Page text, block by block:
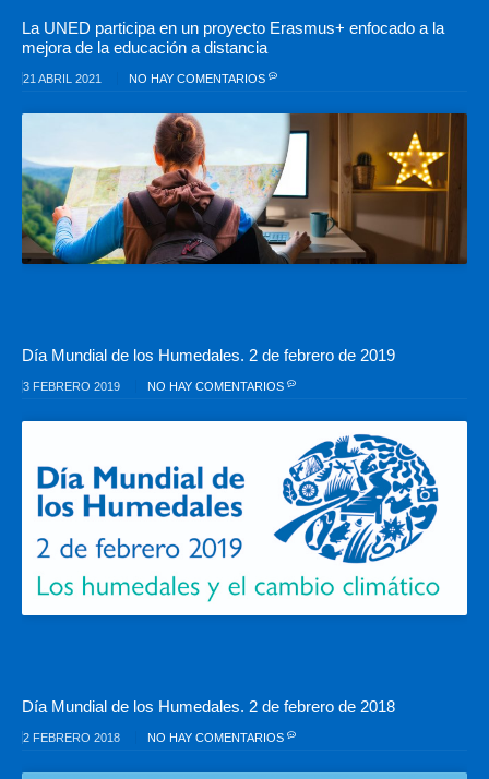
La UNED participa en un proyecto Erasmus+ enfocado a la
mejora de la educación a distancia
21 ABRIL 2021 NO HAY COMENTARIOS
Día Mundial de los Humedales. 2 de febrero de 2019
3 FEBRERO 2019 NO HAY COMENTARIOS
Día Mundial de los Humedales. 2 de febrero de 2018
2 FEBRERO 2018 NO HAY COMENTARIOS